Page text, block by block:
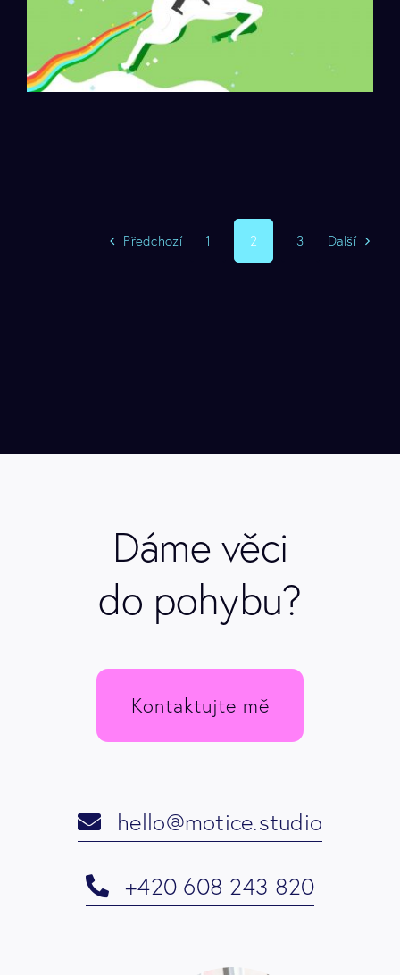
Tropic Square a Trezor
Předchozí 1 2 3 Další
Dáme věci
do pohybu?
Kontaktujte mě
hello@motice.studio
+420 608 243 820